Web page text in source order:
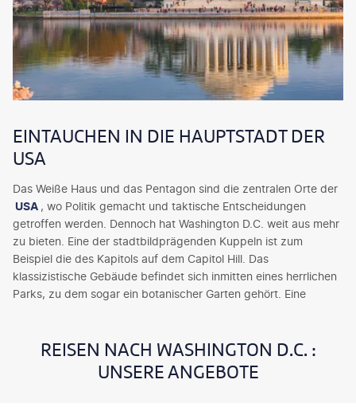
EINTAUCHEN IN DIE HAUPTSTADT DER
USA
Das Weiße Haus und das Pentagon sind die zentralen Orte der
USA , wo Politik gemacht und taktische Entscheidungen
getroffen werden. Dennoch hat Washington D.C. weit aus mehr
zu bieten. Eine der stadtbildprägenden Kuppeln ist zum
Beispiel die des Kapitols auf dem Capitol Hill. Das
klassizistische Gebäude befindet sich inmitten eines herrlichen
Parks, zu dem sogar ein botanischer Garten gehört. Eine
Bau, der ringsherum von Säulen umgeben ist. Er bildet bei Ihrer
Reise nach Washington die Kulisse für das grüne Ufer des Tidal
REISEN NACH WASHINGTON D.C. :
UNSERE ANGEBOTE